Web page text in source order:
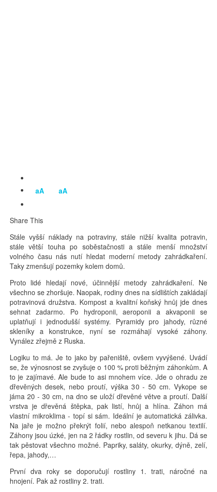
aA aA
Share This
Stále vyšší náklady na potraviny, stále nižší kvalita potravin,
stále větší touha po soběstačnosti a stále menší množství
volného času nás nutí hledat moderní metody zahrádkaření.
Taky zmenšují pozemky kolem domů.
Proto lidé hledají nové, účinnější metody zahrádkaření. Ne
všechno se zhoršuje. Naopak, rodiny dnes na sídlištích zakládají
potravinová družstva. Kompost a kvalitní koňský hnůj jde dnes
sehnat zadarmo. Po hydroponii, aeroponii a akvaponii se
uplatňují i jednodušší systémy. Pyramidy pro jahody, různé
skleníky a konstrukce, nyní se rozmáhají vysoké záhony.
Vynález zřejmě z Ruska.
Logiku to má. Je to jako by pařeniště, ovšem vyvýšené. Uvádí
se, že výnosnost se zvyšuje o 100 % proti běžným záhonkům. A
to je zajímavé. Ale bude to asi mnohem více. Jde o ohradu ze
dřevěných desek, nebo proutí, výška 30 - 50 cm. Vykope se
jáma 20 - 30 cm, na dno se uloží dřevěné větve a proutí. Další
vrstva je dřevěná štěpka, pak listí, hnůj a hlína. Záhon má
vlastní mikroklima - topí si sám. Ideální je automatická zálivka.
Na jaře je možno překrýt folií, nebo alespoň netkanou textilí.
Záhony jsou úzké, jen na 2 řádky rostlin, od severu k jihu. Dá se
tak pěstovat všechno možné. Papriky, saláty, okurky, dýně, zelí,
řepa, jahody,…
První dva roky se doporučují rostliny 1. trati, náročné na
hnojení. Pak až rostliny 2. trati.